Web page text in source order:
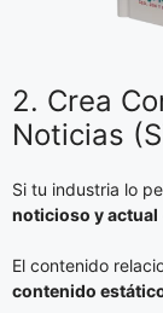
2. Crea
Noticias
Si tu industria lo
noticioso y actual
El contenido
contenido